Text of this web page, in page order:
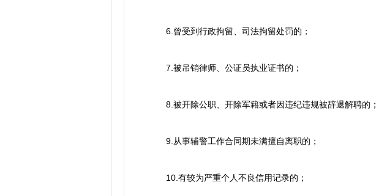
6.曾受到行政拘留、司法拘留处罚的；
7.被吊销律师、公证员执业证书的；
8.被开除公职、开除军籍或者因违纪违规被辞退解聘的；
9.从事辅警工作合同期未满擅自离职的；
10.有较为严重个人不良信用记录的；